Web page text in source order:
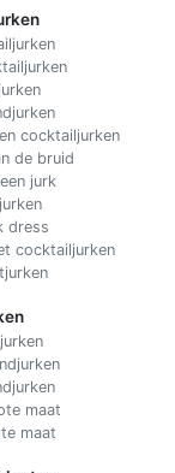
cocktailjurken
de bruid
jurk
dress
cocktailjurken
maat
maat